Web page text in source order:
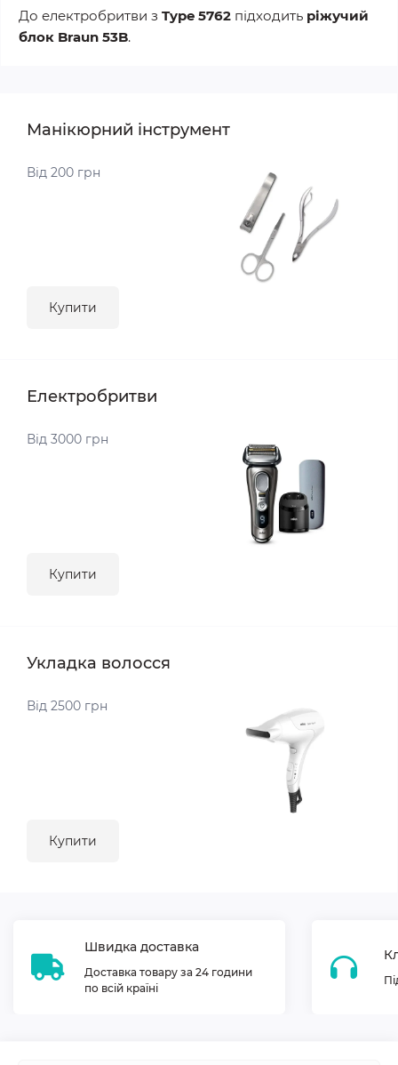
До електробритви з Type 5762 підходить ріжучий
блок Braun 53B.
Манікюрний інструмент
Від 200 грн
Купити
Електробритви
Від 3000 грн
Купити
Укладка волосся
Від 2500 грн
Купити
Швидка доставка
Доставка товару за 24 години
по всій країні